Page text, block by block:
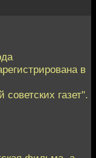
в
газет".